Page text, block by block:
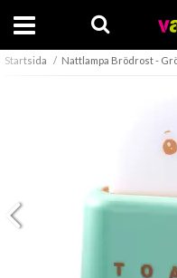
Startsida Nattlampa Brödrost -